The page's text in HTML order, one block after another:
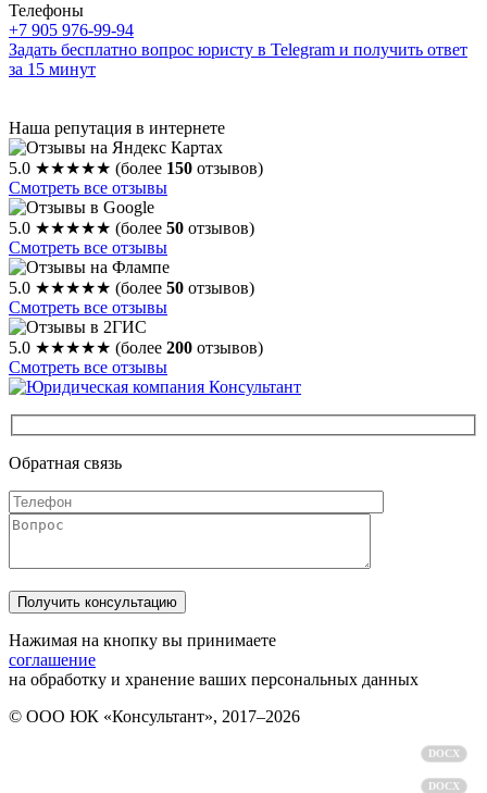
Телефоны
+7 905 976-99-94
Задать бесплатно вопрос юристу в Telegram и получить ответ
за 15 минут
Наша репутация в интернете
5.0 ★★★★★ (более 150 отзывов)
Смотреть все отзывы
5.0 ★★★★★ (более 50 отзывов)
Смотреть все отзывы
5.0 ★★★★★ (более 50 отзывов)
Смотреть все отзывы
5.0 ★★★★★ (более 200 отзывов)
Смотреть все отзывы
Обратная связь
Нажимая на кнопку вы принимаете
соглашение
на обработку и хранение ваших персональных данных
© ООО ЮК «Консультант», 2017–2026
DOCX
DOCX